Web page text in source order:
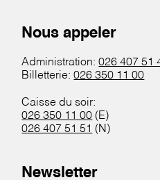
Nous appeler
Administration:026 407 51
Billetterie:026 350 11 00
Caisse du soir:
026 350 11 00 (E)
026 407 51 51 (N)
Newsletter